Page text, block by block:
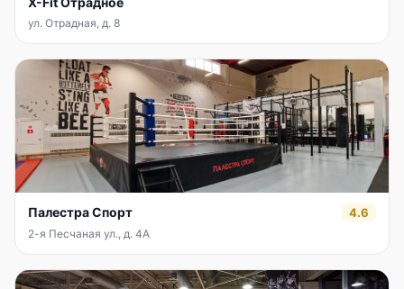
ул. Отрадная, д. 8
Палестра Спорт 4.6
2-я Песчаная ул., д. 4А